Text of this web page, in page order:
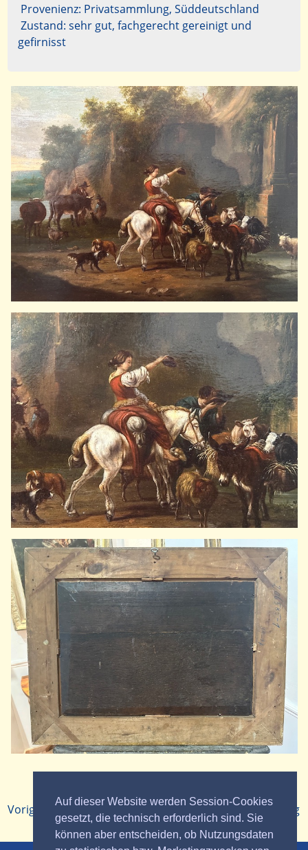
Auf dieser Website werden Session-Cookies
gesetzt, die technisch erforderlich sind. Sie
können aber entscheiden, ob Nutzungsdaten
Provenienz: Privatsammlung, Süddeutschland
Zustand: sehr gut, fachgerecht gereinigt und
gefirnisst
Voriger Beitrag
Zurück zur
Übersicht
Nächster Beitrag